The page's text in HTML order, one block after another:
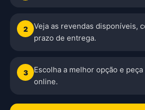
2
Veja as revendas disponíveis,
prazo de entrega.
3
Escolha a melhor opção e peça
online.